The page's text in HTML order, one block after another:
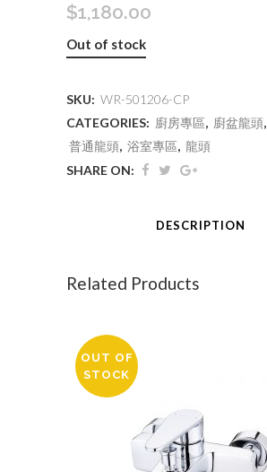
$1,180.00
Out of stock
SKU: WR-501206-CP
CATEGORIES: 廚房專區, 廚盆龍頭,
普通龍頭, 浴室專區, 龍頭
SHARE ON:
DESCRIPTION
Related Products
OUT OF
STOCK